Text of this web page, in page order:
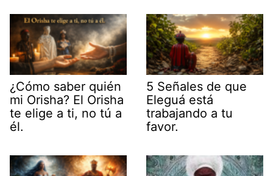
¿Cómo saber quién
mi Orisha? El Orisha
te elige a ti, no tú a
él.
5 Señales de que
Eleguá está
trabajando a tu
favor.